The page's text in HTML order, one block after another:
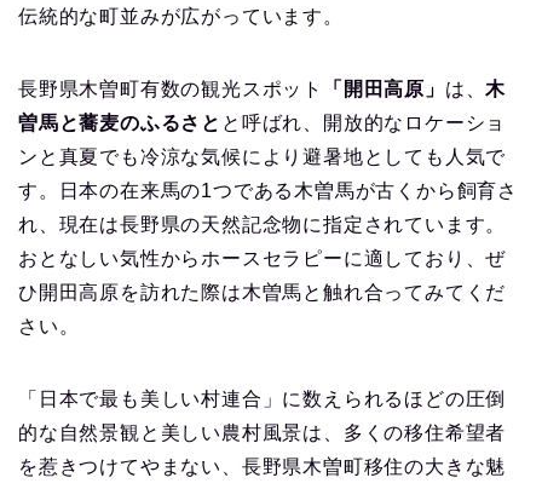
伝統的な町並みが広がっています。
長野県木曽町有数の観光スポット 「開田高原」 は、木
曽馬と蕎麦のふるさと と呼ばれ、開放的なロケーショ
ンと真夏でも冷涼な気候により避暑地としても人気で
す。日本の在来馬の1つである木曽馬が古くから飼育さ
れ、現在は長野県の天然記念物に指定されています。
おとなしい気性からホースセラピーに適しており、ぜ
ひ開田高原を訪れた際は木曽馬と触れ合ってみてくだ
さい。
「日本で最も美しい村連合」に数えられるほどの圧倒
的な自然景観と美しい農村風景は、多くの移住希望者
を惹きつけてやまない、長野県木曽町移住の大きな魅